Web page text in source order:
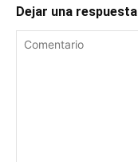
Dejar una respuesta